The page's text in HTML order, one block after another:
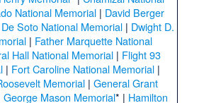
National Memorial| David Berger
De Soto National Memorial| Dwight D.
| Father Marquette National
Hall National Memorial | Flight 93
| Fort Caroline National Memorial|
Memorial | General Grant
George Mason Memorial* | Hamilton